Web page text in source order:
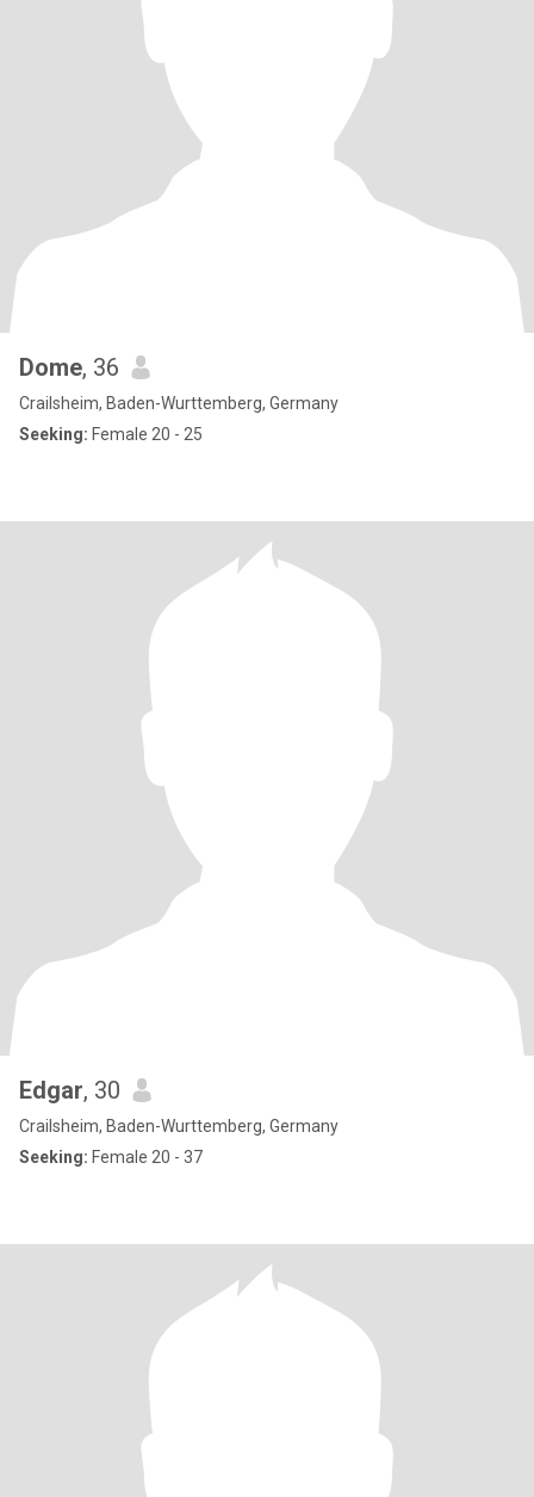
Dome, 36
Crailsheim, Baden-Wurttemberg, Germany
Seeking: Female 20 - 25
Edgar, 30
Crailsheim, Baden-Wurttemberg, Germany
Seeking: Female 20 - 37